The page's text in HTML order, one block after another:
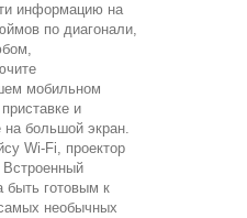
информацию на
по диагонали,
мобильном
и
на большой экран.
Wi-Fi, проектор
Встроенный
быть готовым к
необычных